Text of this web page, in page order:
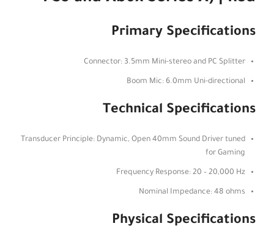
Primary Specifications
Connector: 3.5mm Mini-stereo and PC Splitter
Boom Mic: 6.0mm Uni-directional
Technical Specifications
Transducer Principle: Dynamic, Open 40mm Sound Driver tuned
for Gaming
Frequency Response: 20 – 20,000 Hz
Nominal Impedance: 48 ohms
Physical Specifications